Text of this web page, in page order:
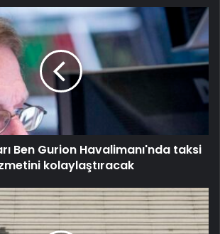
Ben Gurion Havalimanı'nda taksi
kolaylaştıracak